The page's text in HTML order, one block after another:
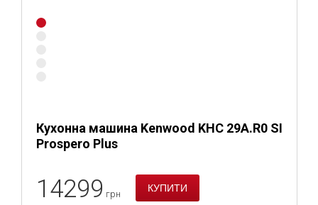
Кухонна машина Kenwood KHC 29A.R0 SI
Prospero Plus
14299 грн